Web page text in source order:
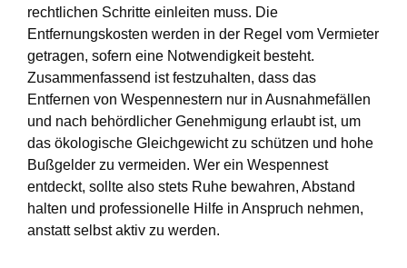
rechtlichen Schritte einleiten muss. Die
Entfernungskosten werden in der Regel vom Vermieter
getragen, sofern eine Notwendigkeit besteht.
Zusammenfassend ist festzuhalten, dass das
Entfernen von Wespennestern nur in Ausnahmefällen
und nach behördlicher Genehmigung erlaubt ist, um
das ökologische Gleichgewicht zu schützen und hohe
Bußgelder zu vermeiden. Wer ein Wespennest
entdeckt, sollte also stets Ruhe bewahren, Abstand
halten und professionelle Hilfe in Anspruch nehmen,
anstatt selbst aktiv zu werden.